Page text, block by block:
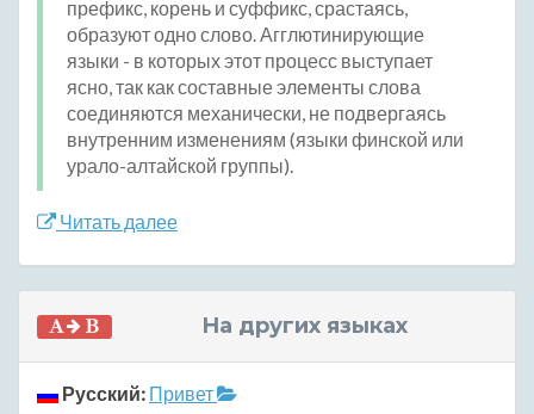
префикс, корень и суффикс, срастаясь,
образуют одно слово. Агглютинирующие
языки - в которых этот процесс выступает
ясно, так как составные элементы слова
соединяются механически, не подвергаясь
внутренним изменениям (языки финской или
урало-алтайской группы).
Читать далее
На других языках
Русский: Привет